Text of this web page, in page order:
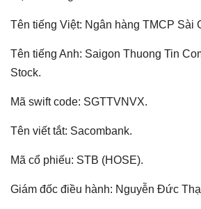
Tên tiếng Việt: Ngân hàng TMCP Sài
Tên tiếng Anh: Saigon Thuong Tin
Stock.
Mã swift code: SGTTVNVX.
Tên viết tắt: Sacombank.
Mã cổ phiếu: STB (HOSE).
Giám đốc điều hành: Nguyễn Đức